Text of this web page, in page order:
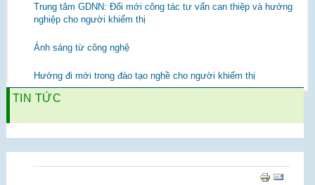
Trung tâm GDNN: Đổi mới công tác tư vấn can thiệp và hướng
nghiệp cho người khiếm thị
Ánh sáng từ công nghệ
Hướng đi mới trong đào tạo nghề cho người khiếm thị
TIN TỨC